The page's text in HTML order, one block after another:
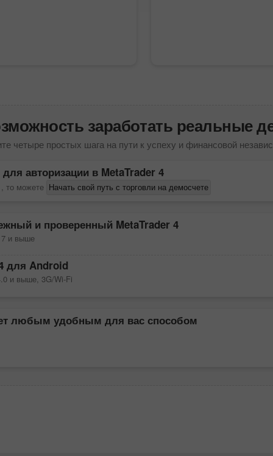
заработать реальные
четыре простых шага на пути к успеху и финансовой
авторизации в MetaTrader 4
то можете Начать свой путь с торговли на демосчете
и проверенный MetaTrader 4
7 и выше
для Android
и выше, 3G/Wi-Fi
любым удобным для вас способом